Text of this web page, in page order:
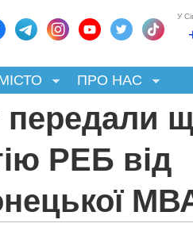
У
ПРО НАС
РЕБ від